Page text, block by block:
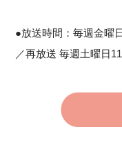
●放送時間：毎週金曜
／再放送 毎週土曜日